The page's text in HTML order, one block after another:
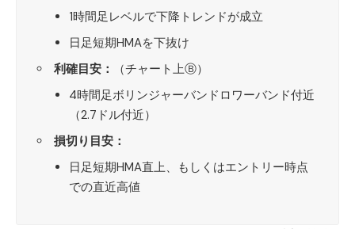
1時間足レベルで下降トレンドが成立
日足短期HMAを下抜け
利確目安：
（チャート上Ⓑ）
4時間足ボリンジャーバンドロワーバンド付近
（2.7ドル付近）
損切り目安：
日足短期HMA直上、もしくはエントリー時点
での直近高値